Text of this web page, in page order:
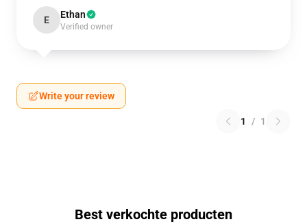
E Ethan
Verified owner
Write your review
1 / 1
Best verkochte producten